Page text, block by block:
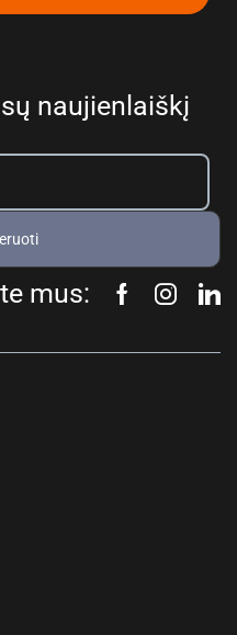
naujienlaiškį
mus: